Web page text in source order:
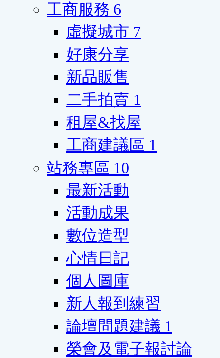
工商服務 6
虛擬城市 7
好康分享
新品販售
二手拍賣 1
租屋&找屋
工商建議區 1
站務專區 10
最新活動
活動成果
數位造型
心情日記
個人圖庫
新人報到練習
論壇問題建議 1
榮會及電子報討論